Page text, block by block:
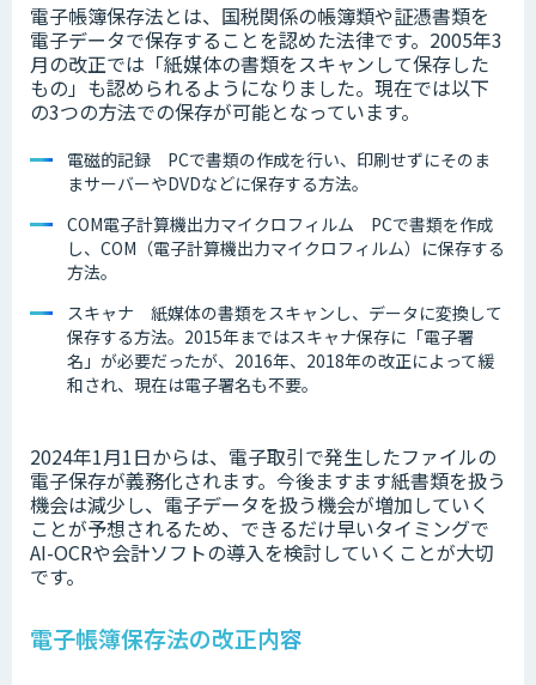
電子帳簿保存法とは、国税関係の帳簿類や証憑書類を
電子データで保存することを認めた法律です。2005年3
月の改正では「紙媒体の書類をスキャンして保存した
もの」も認められるようになりました。現在では以下
の3つの方法での保存が可能となっています。
電磁的記録 PCで書類の作成を行い、印刷せずにそのま
まサーバーやDVDなどに保存する方法。
COM電子計算機出力マイクロフィルム PCで書類を作成
し、COM（電子計算機出力マイクロフィルム）に保存する
方法。
スキャナ 紙媒体の書類をスキャンし、データに変換して
保存する方法。2015年まではスキャナ保存に「電子署
名」が必要だったが、2016年、2018年の改正によって緩
和され、現在は電子署名も不要。
2024年1月1日からは、電子取引で発生したファイルの
電子保存が義務化されます。今後ますます紙書類を扱う
機会は減少し、電子データを扱う機会が増加していく
ことが予想されるため、できるだけ早いタイミングで
AI-OCRや会計ソフトの導入を検討していくことが大切
です。
電子帳簿保存法の改正内容